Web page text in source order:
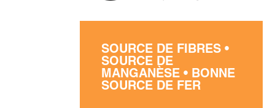
SOURCE DE FIBRES •
SOURCE DE
MANGANÈSE • BONNE
SOURCE DE FER